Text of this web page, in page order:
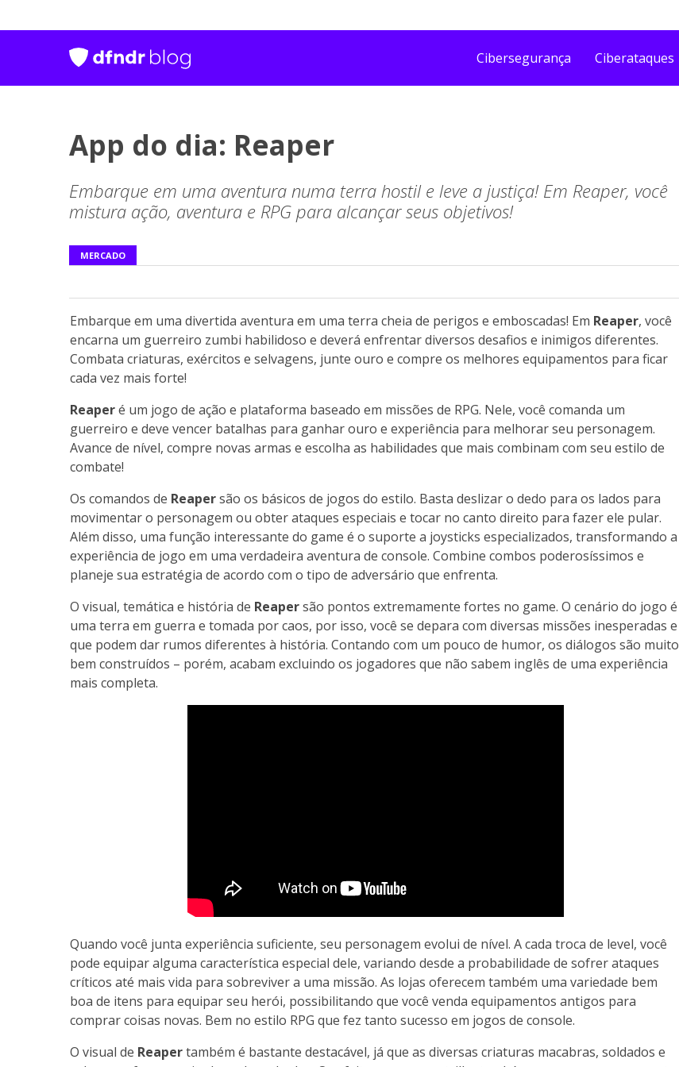
Cibersegurança Ciberataques
App do dia: Reaper
Embarque em uma aventura numa terra hostil e leve a justiça! Em Reaper, você
mistura ação, aventura e RPG para alcançar seus objetivos!
MERCADO
Embarque em uma divertida aventura em uma terra cheia de perigos e emboscadas! Em Reaper, você
encarna um guerreiro zumbi habilidoso e deverá enfrentar diversos desafios e inimigos diferentes.
Combata criaturas, exércitos e selvagens, junte ouro e compre os melhores equipamentos para ficar
cada vez mais forte!
Reaperé um jogo de ação e plataforma baseado em missões de RPG. Nele, você comanda um
guerreiro e deve vencer batalhas para ganhar ouro e experiência para melhorar seu personagem.
Avance de nível, compre novas armas e escolha as habilidades que mais combinam com seu estilo de
combate!
Os comandos de Reapersão os básicos de jogos do estilo. Basta deslizar o dedo para os lados para
movimentar o personagem ou obter ataques especiais e tocar no canto direito para fazer ele pular.
Além disso, uma função interessante do game é o suporte a joysticks especializados, transformando a
experiência de jogo em uma verdadeira aventura de console. Combine combos poderosíssimos e
planeje sua estratégia de acordo com o tipo de adversário que enfrenta.
O visual, temática e história de Reapersão pontos extremamente fortes no game. O cenário do jogo é
uma terra em guerra e tomada por caos, por isso, você se depara com diversas missões inesperadas e
que podem dar rumos diferentes à história. Contando com um pouco de humor, os diálogos são muito
bem construídos – porém, acabam excluindo os jogadores que não sabem inglês de uma experiência
mais completa.
Quando você junta experiência suficiente, seu personagem evolui de nível. A cada troca de level, você
pode equipar alguma característica especial dele, variando desde a probabilidade de sofrer ataques
críticos até mais vida para sobreviver a uma missão. As lojas oferecem também uma variedade bem
boa de itens para equipar seu herói, possibilitando que você venda equipamentos antigos para
comprar coisas novas. Bem no estilo RPG que fez tanto sucesso em jogos de console.
O visual de Reapertambém é bastante destacável, já que as diversas criaturas macabras, soldados e